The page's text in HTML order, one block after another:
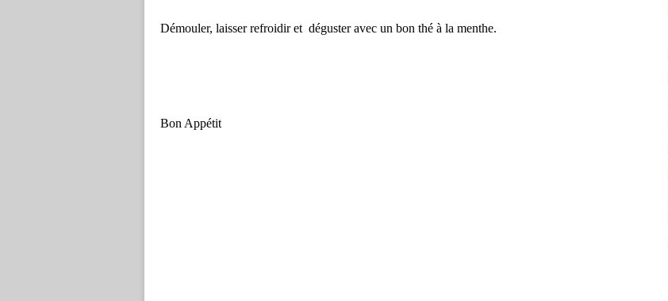
Démouler, laisser refroidir et déguster avec un bon thé à la menthe.
Bon Appétit